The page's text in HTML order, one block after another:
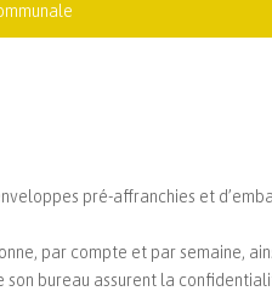
pré-affranchies et
par compte et par semaine,
bureau assurent la